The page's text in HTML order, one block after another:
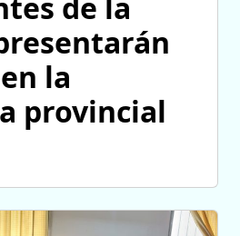
de la
la
provincial